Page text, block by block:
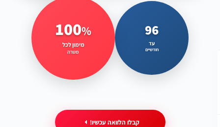
96
עד
חודשיים
100%
מימון לכל
מטרה
פתרונות מימון מותאמים לכל צורך
קבלו הלוואה עכשיו!